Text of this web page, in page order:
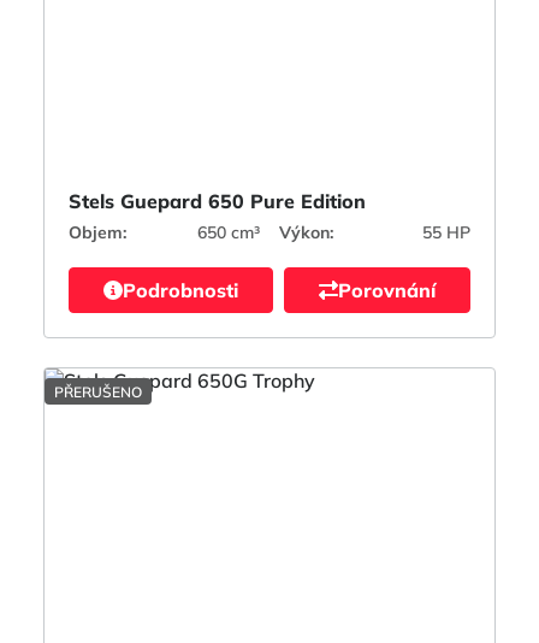
Stels Guepard 650 Pure Edition
Objem: 650 cm³ Výkon: 55 HP
Podrobnosti Porovnání
PŘERUŠENO